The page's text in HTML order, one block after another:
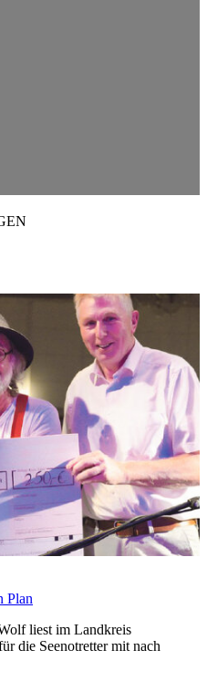
Plan
liest im Landkreis
die Seenotretter mit nach